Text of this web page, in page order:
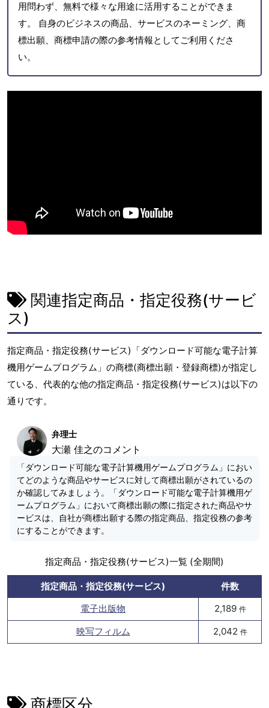
用問わず、無料で様々な用途に活用することができま
す。 自身のビジネスの商品、サービスのネーミング、商
標出願、商標申請の際の参考情報としてご利用くださ
い。
関連指定商品・指定役務(サービ
ス)
指定商品・指定役務(サービス)「ダウンロード可能な電子計算
機用ゲームプログラム」の商標(商標出願・登録商標)が指定し
ている、代表的な他の指定商品・指定役務(サービス)は以下の
通りです。
弁理士
大瀬 佳之のコメント
「ダウンロード可能な電子計算機用ゲームプログラム」におい
てどのような商品やサービスに対して商標出願がされているの
か確認してみましょう。「ダウンロード可能な電子計算機用ゲ
ームプログラム」において商標出願の際に指定された商品やサ
ービスは、自社が商標出願する際の指定商品、指定役務の参考
にすることができます。
指定商品・指定役務(サービス)一覧 (全期間)
指定商品・指定役務(サービス)
件数
電子出版物
2,189 件
映写フィルム 2,042 件
商標区分